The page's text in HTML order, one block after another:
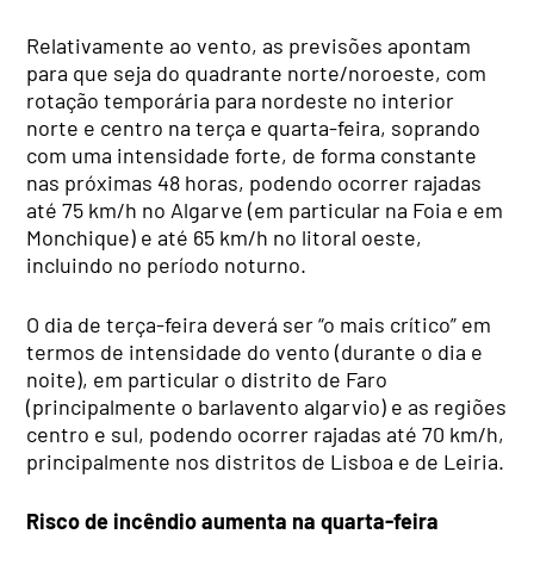
Relativamente ao vento, as previsões apontam
para que seja do quadrante norte/noroeste, com
rotação temporária para nordeste no interior
norte e centro na terça e quarta-feira, soprando
com uma intensidade forte, de forma constante
nas próximas 48 horas, podendo ocorrer rajadas
até 75 km/h no Algarve (em particular na Foia e em
Monchique) e até 65 km/h no litoral oeste,
incluindo no período noturno.
O dia de terça-feira deverá ser “o mais crítico” em
termos de intensidade do vento (durante o dia e
noite), em particular o distrito de Faro
(principalmente o barlavento algarvio) e as regiões
centro e sul, podendo ocorrer rajadas até 70 km/h,
principalmente nos distritos de Lisboa e de Leiria.
Risco de incêndio aumenta na quarta-feira